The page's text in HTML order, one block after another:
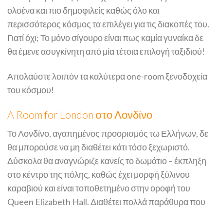
ολοένα και πιο δημοφιλείς καθώς όλο και
περισσότερος κόσμος τα επιλέγει για τις διακοπές του.
Γιατί όχι; Το μόνο σίγουρο είναι πως καμία γυναίκα δε
θα έμενε ασυγκίνητη από μία τέτοια επιλογή ταξιδιού!
Απολαύστε λοιπόν τα καλύτερα one-room ξενοδοχεία
του κόσμου!
A Room for London στο Λονδίνο
Το Λονδίνο, αγαπημένος προορισμός τω Ελλήνων, δε
θα μπορούσε να μη διαθέτει κάτι τόσο ξεχωριστό.
Δύσκολα θα αναγνώριζε κανείς το δωμάτιο – έκπληξη
στο κέντρο της πόλης, καθώς έχει μορφή ξύλινου
καραβιού και είναι τοποθετημένο στην οροφή του
Queen Elizabeth Hall. Διαθέτει πολλά παράθυρα που